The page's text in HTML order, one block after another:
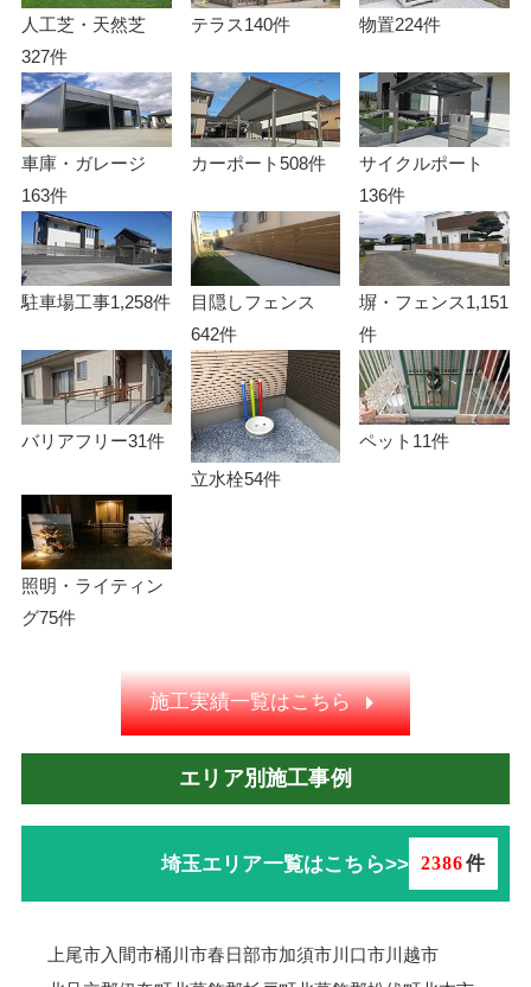
人工芝・天然芝
327件
テラス140件 物置224件
車庫・ガレージ
163件
カーポート508件
サイクルポート
136件
駐車場工事1,258件
目隠しフェンス
642件
塀・フェンス1,151
件
バリアフリー31件
立水栓54件
ペット 11件
照明・ライティン
グ75件
施工実績一覧はこちら
エリア別施工事例
埼玉エリア一覧はこちら>> 2386件
上尾市入間市桶川市春日部市加須市川口市川越市